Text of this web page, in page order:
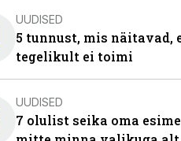
UUDISED
5 tunnust, mis näitavad,
tegelikult ei toimi
UUDISED
7 olulist seika oma